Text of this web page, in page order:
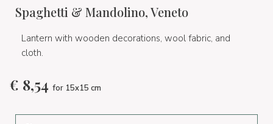
Spaghetti & Mandolino, Veneto
Lantern with wooden decorations, wool fabric, and
cloth.
€ 8,54 for 15x15 cm